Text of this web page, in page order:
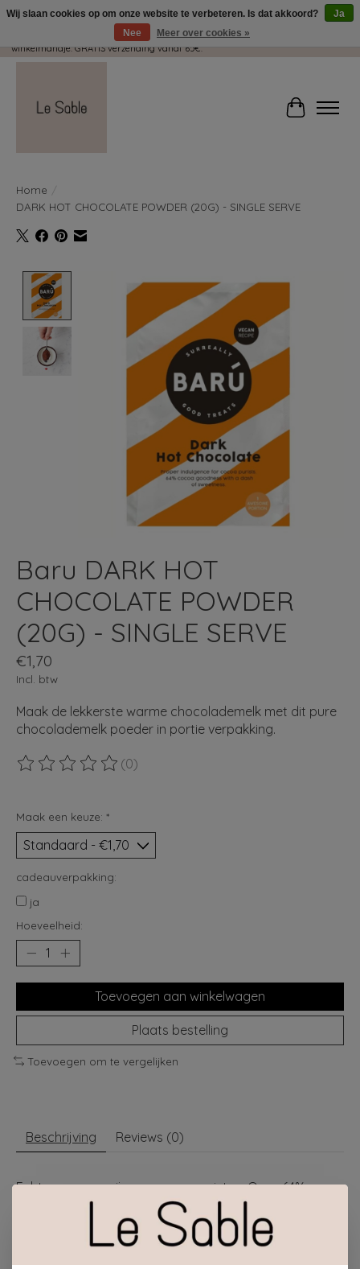
Wij pakken met plezier jouw kadootjes GRATIS in! Duid dit zeker aan in je
winkelmandje. GRATIS verzending vanaf 65€.
Home
DARK HOT CHOCOLATE POWDER (20G) - SINGLE SERVE
Product image slideshow Items
Baru DARK HOT
CHOCOLATE POWDER
(20G) - SINGLE SERVE
€1,70
Incl. btw
Maak de lekkerste warme chocolademelk met dit pure
chocolademelk poeder in portie verpakking.
De beoordeling van dit product is
(0)
Maak een keuze: *
cadeauverpakking:
ja
Hoeveelheid:
Toevoegen aan winkelwagen
Plaats bestelling
Toevoegen om te vergelijken
Beschrijving Reviews (0)
Echte verwennerij voor cacaopuristen. Onze 64%
cacaomelange biedt een ronde, donkere cacaosmaak
met licht bittere tonen.
Dit is écht warme chocolademelk, écht waar.
Wij slaan cookies op om onze website te verbeteren. Is dat akkoord?
Ja
Nee
Meer over cookies »